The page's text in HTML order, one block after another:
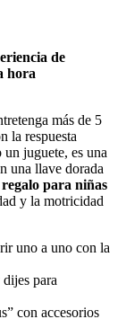
de
hora
más de 5
la respuesta
juguete, es una
una llave dorada
regalo para niñas
y la motricidad
uno a uno con la
para
con accesorios